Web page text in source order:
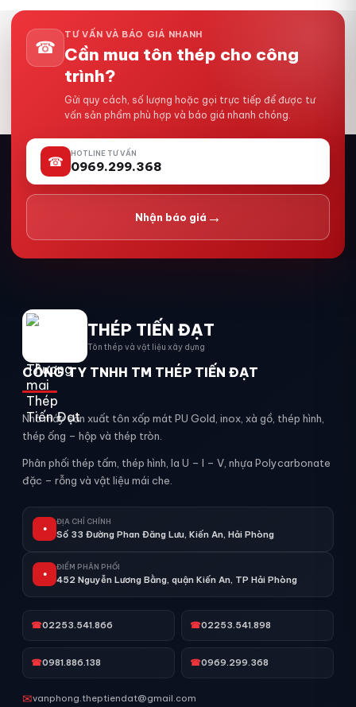
☎
TƯ VẤN VÀ BÁO GIÁ NHANH
Cần mua tôn thép cho công
trình?
Gửi quy cách, số lượng hoặc gọi trực tiếp để được tư
vấn sản phẩm phù hợp và báo giá nhanh chóng.
☎
HOTLINE TƯ VẤN
0969.299.368
Nhận báo giá →
THÉP TIẾN ĐẠT
Tôn thép và vật liệu xây dựng
CÔNG TY TNHH TM THÉP TIẾN ĐẠT
Nhà máy sản xuất tôn xốp mát PU Gold, inox, xà gồ, thép hình,
thép ống – hộp và thép tròn.
Phân phối thép tấm, thép hình, la U – I – V, nhựa Polycarbonate
đặc – rỗng và vật liệu mái che.
●
ĐỊA CHỈ CHÍNH
Số 33 Đường Phan Đăng Lưu, Kiến An, Hải Phòng
●
ĐIỂM PHÂN PHỐI
452 Nguyễn Lương Bằng, quận Kiến An, TP Hải Phòng
☎02253.541.866 ☎02253.541.898
☎0981.886.138 ☎0969.299.368
✉vanphong.theptiendat@gmail.com